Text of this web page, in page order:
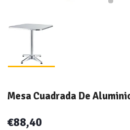
Mesa Cuadrada De
€88,40